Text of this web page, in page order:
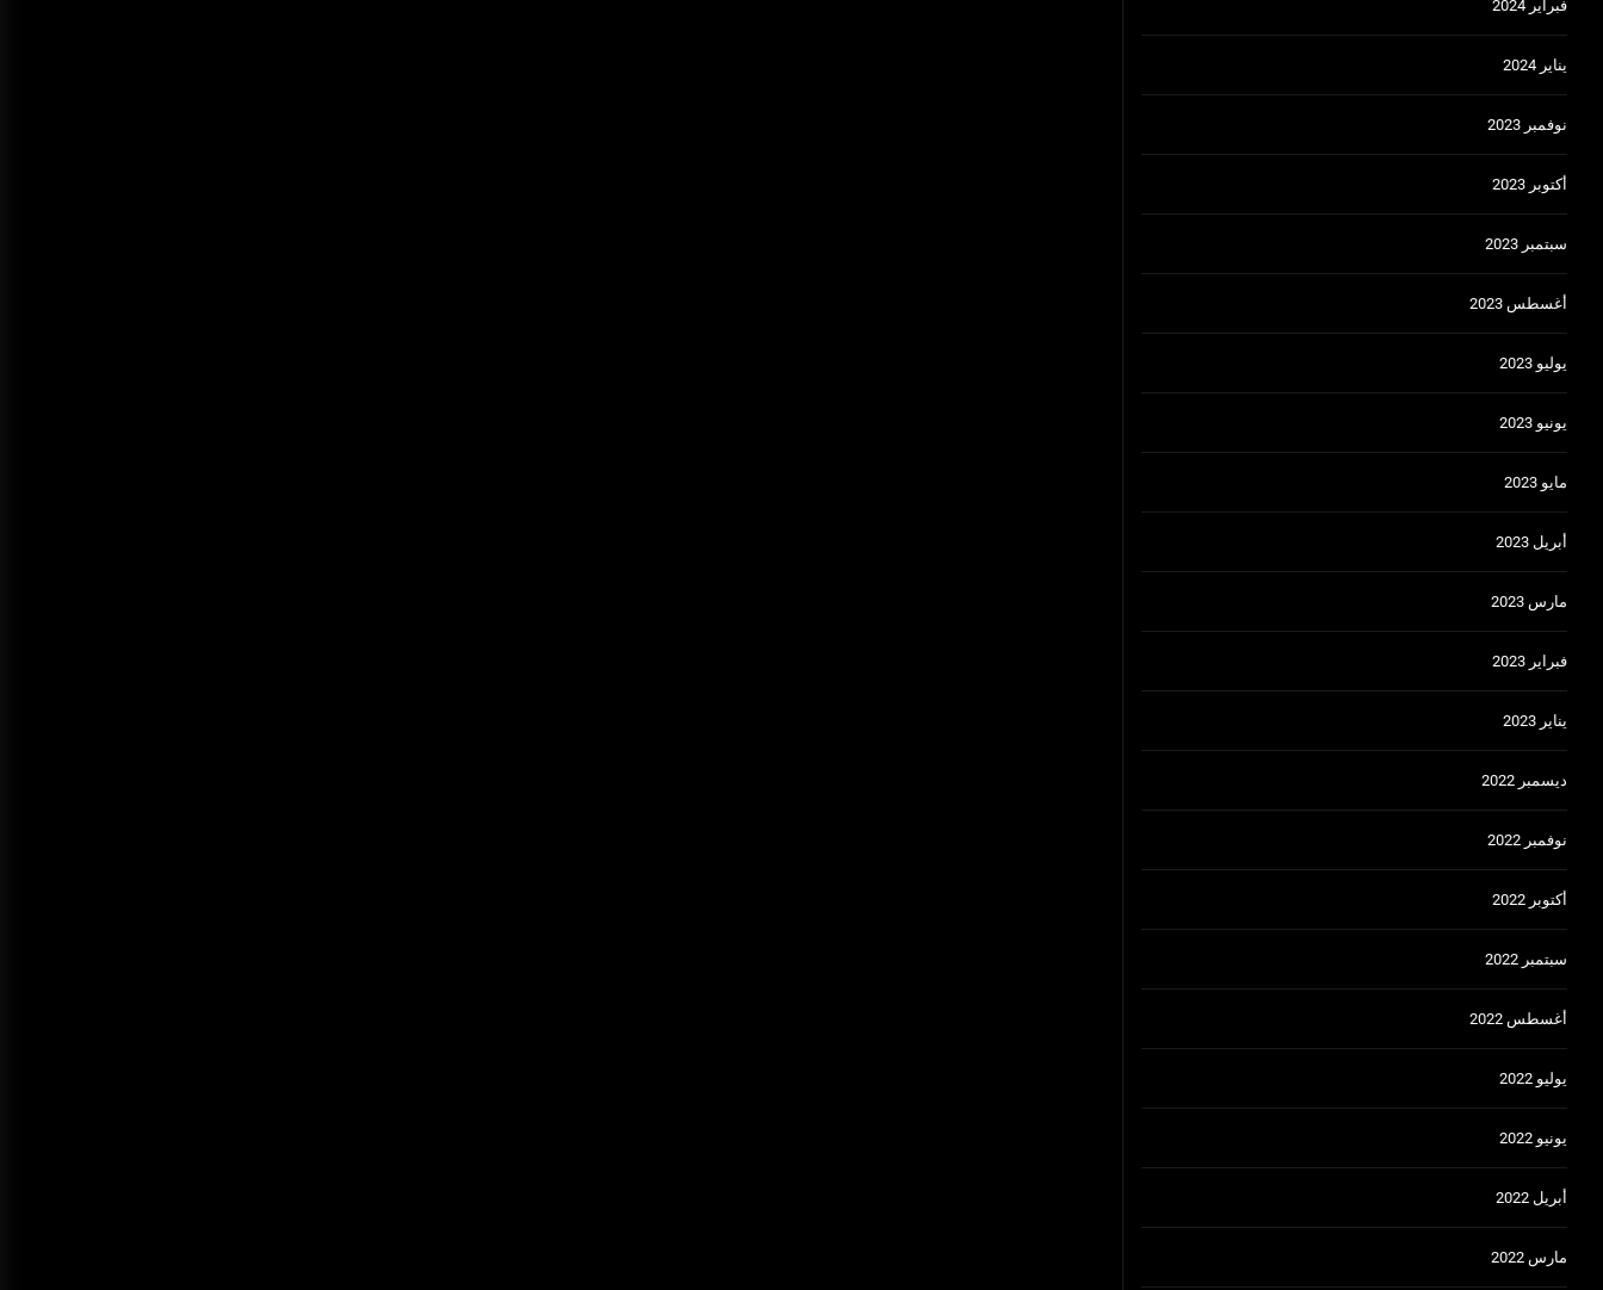
فبراير 2024
يناير 2024
نوفمبر 2023
أكتوبر 2023
سبتمبر 2023
أغسطس 2023
يوليو 2023
يونيو 2023
مايو 2023
أبريل 2023
مارس 2023
فبراير 2023
يناير 2023
ديسمبر 2022
نوفمبر 2022
أكتوبر 2022
سبتمبر 2022
أغسطس 2022
يوليو 2022
يونيو 2022
أبريل 2022
مارس 2022